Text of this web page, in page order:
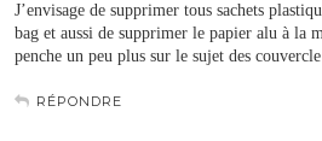
J’envisage de supprimer tous sachets
bag et aussi de supprimer le papier alu à la
penche un peu plus sur le sujet des
RÉPONDRE